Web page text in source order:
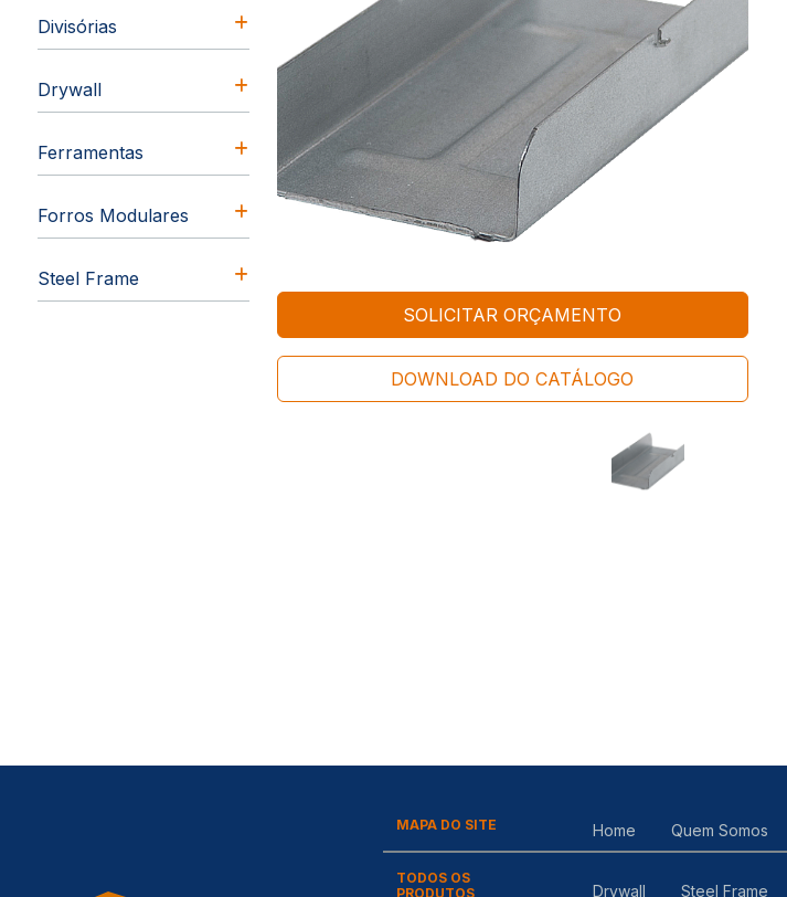
Divisórias
Drywall
Ferramentas
Forros Modulares
Steel Frame
SOLICITAR ORÇAMENTO
DOWNLOAD DO CATÁLOGO
MAPA DO SITE Home Quem Somos
TODOS OS
PRODUTOS
Drywall Steel Frame